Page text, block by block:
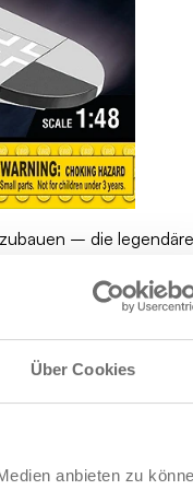
Über Cookies
anbieten zu
– die
in den letzten
tragenden Säulen
bis hin zu
für die militärische